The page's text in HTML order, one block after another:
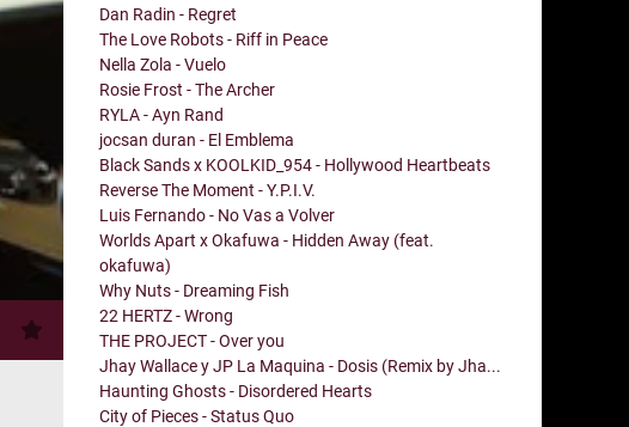
Dan Radin - Regret
The Love Robots - Riff in Peace
Nella Zola - Vuelo
Rosie Frost - The Archer
RYLA - Ayn Rand
jocsan duran - El Emblema
Black Sands x KOOLKID_954 - Hollywood Heartbeats
Reverse The Moment - Y.P.I.V.
Luis Fernando - No Vas a Volver
Worlds Apart x Okafuwa - Hidden Away (feat.
okafuwa)
Why Nuts - Dreaming Fish
22 HERTZ - Wrong
THE PROJECT - Over you
Jhay Wallace y JP La Maquina - Dosis (Remix by Jha...
Haunting Ghosts - Disordered Hearts
City of Pieces - Status Quo